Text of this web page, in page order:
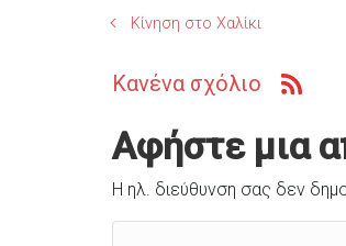
Κίνηση στο Χαλίκι
Κανένα σχόλιο
Αφήστε μια
Η ηλ. διεύθυνση σας δεν